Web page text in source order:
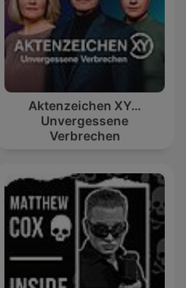
Aktenzeichen XY…
Unvergessene
Verbrechen